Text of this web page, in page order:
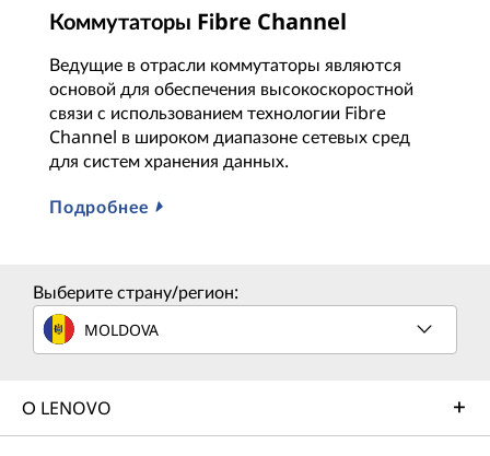
Коммутаторы Fibre Channel
Ведущие в отрасли коммутаторы являются
основой для обеспечения высокоскоростной
связи с использованием технологии Fibre
Channel в широком диапазоне сетевых сред
для систем хранения данных.
Подробнее
Выберите страну/регион:
MOLDOVA
О LENOVO